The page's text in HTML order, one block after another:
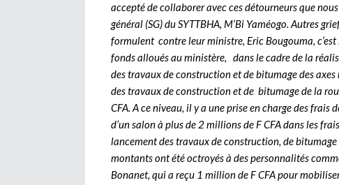
accepté de collaborer avec ces détourneurs que
général (SG) du SYTTBHA, M’Bi Yaméogo. Autres
formulent contre leur ministre, Eric Bougouma,
fonds alloués au ministère, dans le cadre de la
des travaux de construction et de bitumage des
des travaux de construction et de bitumage de la
CFA. A ce niveau, il y a une prise en charge des
d’un salon à plus de 2 millions de F CFA dans les
lancement des travaux de construction, de
montants ont été octroyés à des personnalités
Bonanet, qui a reçu 1 million de F CFA pour